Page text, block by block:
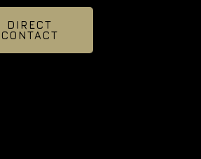
DIRECT
CONTACT